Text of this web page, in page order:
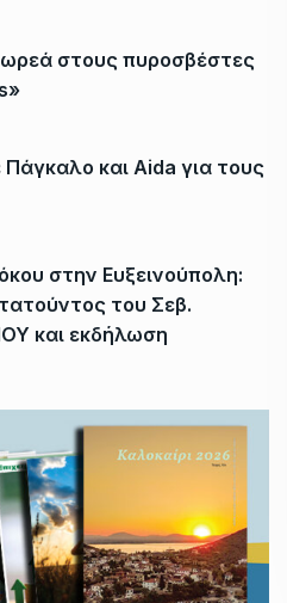
στους πυροσβέστες
και Aida για τους
στην Ευξεινούπολη:
του Σεβ.
και εκδήλωση